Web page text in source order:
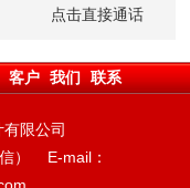
点击直接通话
客户 我们 联系
限公司
） E-mail：